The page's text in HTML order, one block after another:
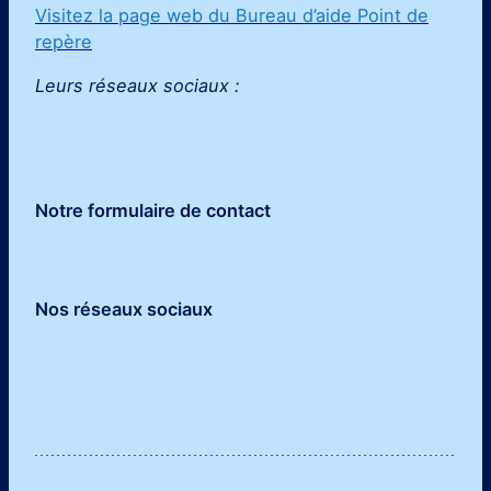
Visitez la page web du Bureau d’aide Point de
repère
Leurs réseaux sociaux :
Notre formulaire de contact
Nos réseaux sociaux